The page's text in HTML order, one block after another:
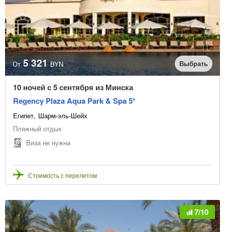
От 5 321 BYN Выбрать
10 ночей с 5 сентября из Минска
Regency Plaza Aqua Park & Spa 5*
Египет Шарм-эль-Шейх
Пляжный отдых
Виза не нужна
Стоимость с перелетом
7/10